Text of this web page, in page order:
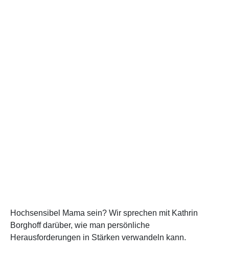
Hochsensibel Mama sein? Wir sprechen mit Kathrin
Borghoff darüber, wie man persönliche
Herausforderungen in Stärken verwandeln kann.